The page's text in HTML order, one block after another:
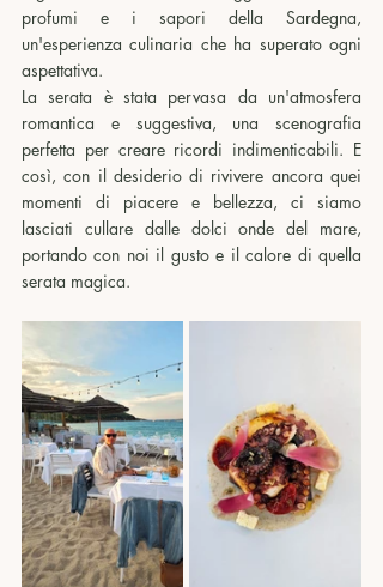
profumi e i sapori della Sardegna,
un'esperienza culinaria che ha superato ogni
aspettativa.
La serata è stata pervasa da un'atmosfera
romantica e suggestiva, una scenografia
perfetta per creare ricordi indimenticabili. E
così, con il desiderio di rivivere ancora quei
momenti di piacere e bellezza, ci siamo
lasciati cullare dalle dolci onde del mare,
portando con noi il gusto e il calore di quella
serata magica.